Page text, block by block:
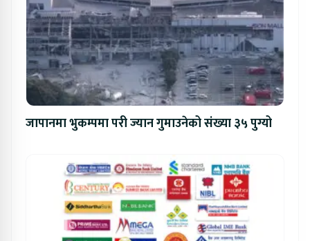
जापानमा भुकम्पमा परी ज्यान गुमाउनेको संख्या ३५ पुग्यो